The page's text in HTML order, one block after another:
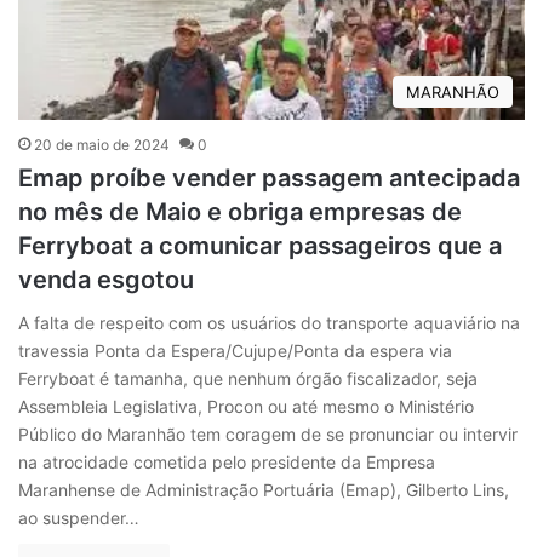
MARANHÃO
20 de maio de 2024 0
Emap proíbe vender passagem antecipada
no mês de Maio e obriga empresas de
Ferryboat a comunicar passageiros que a
venda esgotou
A falta de respeito com os usuários do transporte aquaviário na
travessia Ponta da Espera/Cujupe/Ponta da espera via
Ferryboat é tamanha, que nenhum órgão fiscalizador, seja
Assembleia Legislativa, Procon ou até mesmo o Ministério
Público do Maranhão tem coragem de se pronunciar ou intervir
na atrocidade cometida pelo presidente da Empresa
Maranhense de Administração Portuária (Emap), Gilberto Lins,
ao suspender…